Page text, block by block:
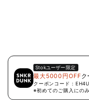
Stokユーザー限定
最大5000円OFFク
クーポンコード：
※初めてのご購入にの